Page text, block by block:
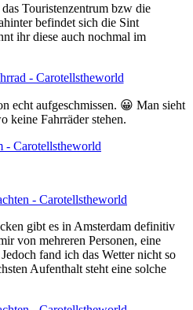
Touristenzentrum bzw die
befindet sich die Sint
ihr diese auch nochmal im
echt aufgeschmissen. 😀 Man sieht
keine Fahrräder stehen.
gibt es in Amsterdam definitiv
von mehreren Personen, eine
fand ich das Wetter nicht so
Aufenthalt steht eine solche